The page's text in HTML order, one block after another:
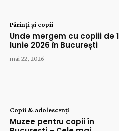
Părinți și copii
Unde mergem cu copiii de 1
Iunie 2026 în București
mai 22, 2026
Copii & adolescenți
Muzee pentru copii în